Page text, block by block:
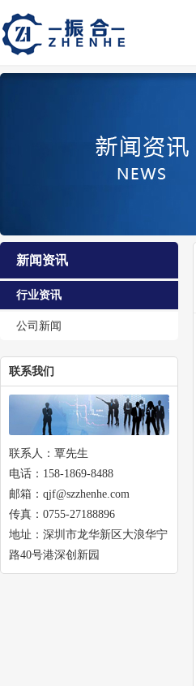
新闻资讯
行业资讯
公司新闻
联系我们
联系人：覃先生
电话：158-1869-8488
邮箱：qjf@szzhenhe.com
传真：0755-27188896
地址：深圳市龙华新区大浪华宁
路40号港深创新园